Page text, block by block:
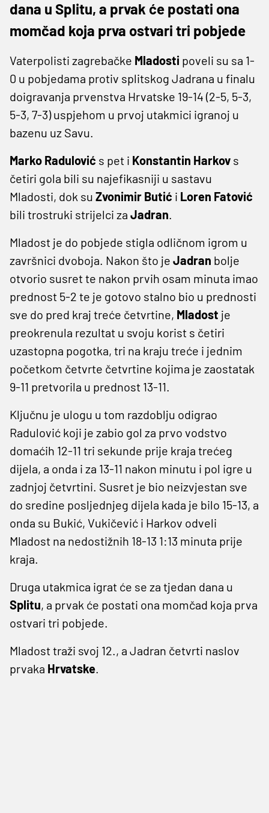
dana u Splitu, a prvak će postati ona
momčad koja prva ostvari tri pobjede
Vaterpolisti zagrebačke Mladosti poveli su sa 1-
0 u pobjedama protiv splitskog Jadrana u finalu
doigravanja prvenstva Hrvatske 19-14 (2-5, 5-3,
5-3, 7-3) uspjehom u prvoj utakmici igranoj u
bazenu uz Savu.
Marko Radulović s pet i Konstantin Harkov s
četiri gola bili su najefikasniji u sastavu
Mladosti, dok su Zvonimir Butić i Loren Fatović
bili trostruki strijelci za Jadran.
Mladost je do pobjede stigla odličnom igrom u
završnici dvoboja. Nakon što je Jadran bolje
otvorio susret te nakon prvih osam minuta imao
prednost 5-2 te je gotovo stalno bio u prednosti
sve do pred kraj treće četvrtine, Mladost je
preokrenula rezultat u svoju korist s četiri
uzastopna pogotka, tri na kraju treće i jednim
početkom četvrte četvrtine kojima je zaostatak
9-11 pretvorila u prednost 13-11.
Ključnu je ulogu u tom razdoblju odigrao
Radulović koji je zabio gol za prvo vodstvo
domaćih 12-11 tri sekunde prije kraja trećeg
dijela, a onda i za 13-11 nakon minutu i pol igre u
zadnjoj četvrtini. Susret je bio neizvjestan sve
do sredine posljednjeg dijela kada je bilo 15-13, a
onda su Bukić, Vukičević i Harkov odveli
Mladost na nedostižnih 18-13 1:13 minuta prije
kraja.
Druga utakmica igrat će se za tjedan dana u
Splitu, a prvak će postati ona momčad koja prva
ostvari tri pobjede.
Mladost traži svoj 12., a Jadran četvrti naslov
prvaka Hrvatske.